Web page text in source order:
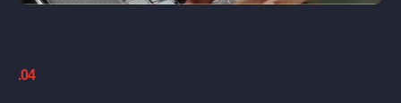
.04